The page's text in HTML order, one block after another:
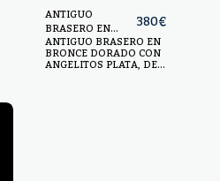
ANTIGUO
BRASERO EN
BRONCE DORADO
380€
ANTIGUO BRASERO EN
BRONCE DORADO CON
ANGELITOS PLATA, DEL
SIGLO XIX. CONSTA DE